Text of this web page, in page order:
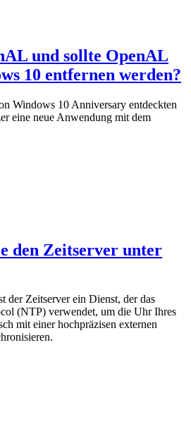
und sollte OpenAL
10 entfernen werden?
Windows 10 Anniversary entdeckten
eine neue Anwendung mit dem
den Zeitserver unter
der Zeitserver ein Dienst, der das
(NTP) verwendet, um die Uhr Ihres
mit einer hochpräzisen externen